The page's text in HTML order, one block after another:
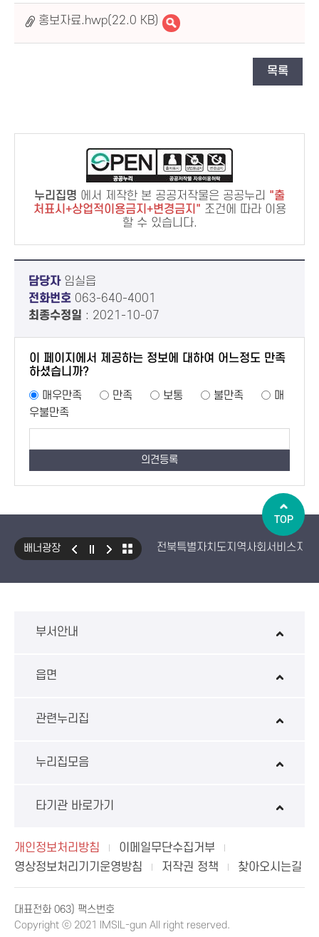
홍보자료.hwp(22.0 KB)
목록
누리집명 에서 제작한 본 공공저작물은 공공누리
출
처표시+상업적이용금지+변경금지
조건에 따라 이용
할 수 있습니다.
담당자임실읍
전화번호 063-640-4001
최종수정일 : 2021-10-07
이 페이지에서 제공하는 정보에 대하여 어느정도 만족
하셨습니까?
매우만족
만족 보통 불만족
매
우불만족
배너광장
전북특별자치도지역사회서비스지원
부서안내
읍면
관련누리집
누리집모음
타기관 바로가기
개인정보처리방침
이메일무단수집거부
영상정보처리기기운영방침
저작권 정책 찾아오시는길
대표전화 063) 팩스번호
Copyright ⓒ 2021 IMSIL-gun All right reserved.
TOP